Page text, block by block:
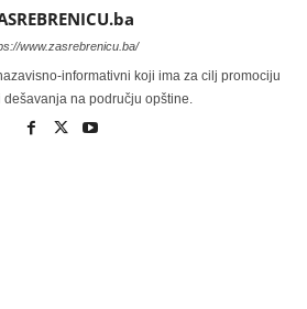
www.zasrebrenicu.ba/
informativni koji ima za cilj promociju
na području opštine.